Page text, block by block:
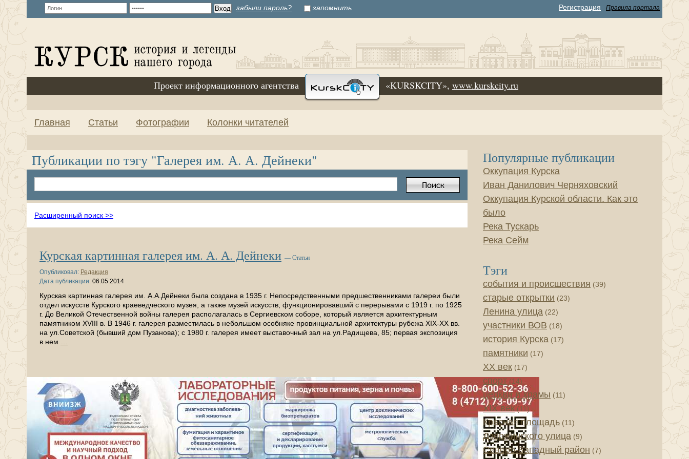
забыли пароль? запомнить Регистрация Правила портала
Проект информационного агентства «KURSKCITY», www.kurskcity.ru
Главная Статьи Фотографии Колонки читателей
Публикации по тэгу "Галерея им. А. А. Дейнеки"
Расширенный поиск >>
Курская картинная галерея им. А. А. Дейнеки — Статьи
Опубликовал: Редакция
Дата публикации: 06.05.2014
Курская картинная галерея им. А.А.Дейнеки была создана в 1935 г. Непосредственными предшественниками галереи были
отдел искусств Курского краеведческого музея, а также музей искусств, функционировавший с перерывами с 1919 г. по 1925
г. До Великой Отечественной войны галерея располагалась в Сергиевском соборе, который является архитектурным
памятником XVIII в. В 1946 г. галерея разместилась в небольшом особняке провинциальной архитектуры рубежа ХIХ-ХХ вв.
на ул.Советской (бывший дом Пузанова); с 1980 г. галерея имеет выставочный зал на ул.Радищева, 85; первая экспозиция
в нем
Популярные публикации
Оккупация Курска
Иван Данилович Черняховский
Оккупация Курской области. Как это
было
Река Тускарь
Река Сейм
Тэги
события и происшествия (39)
старые открытки (23)
Ленина улица (22)
участники ВОВ (18)
история Курска (17)
памятники (17)
XX век (17)
спорт (14)
церкви и храмы (11)
XIX век (11)
Красная площадь (11)
Дзержинского улица (9)
Северо-Западный район (7)